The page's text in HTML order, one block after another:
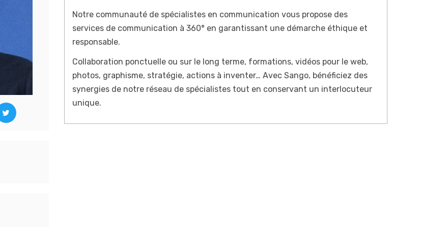
Notre communauté de spécialistes en communication vous propose des
services de communication à 360° en garantissant une démarche éthique et
responsable.
Collaboration ponctuelle ou sur le long terme, formations, vidéos pour le web,
photos, graphisme, stratégie, actions à inventer… Avec Sango, bénéficiez des
synergies de notre réseau de spécialistes tout en conservant un interlocuteur
unique.